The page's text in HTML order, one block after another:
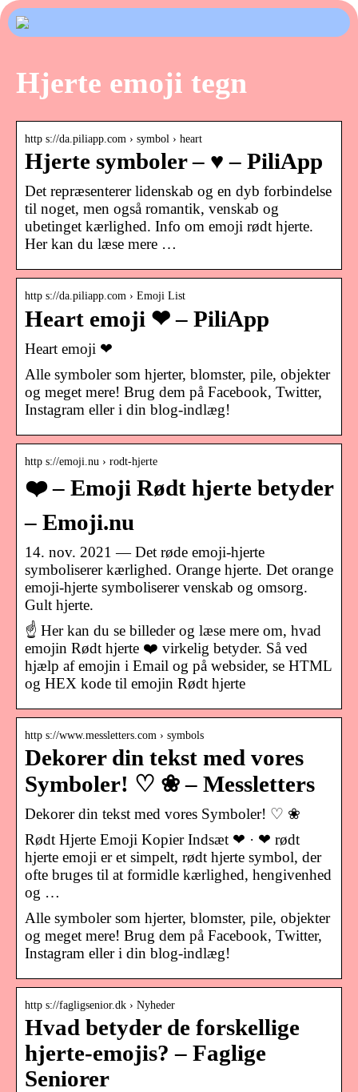
Hjerte emoji tegn
http s://da.piliapp.com › symbol › heart
Hjerte symboler – ♥ – PiliApp
Det repræsenterer lidenskab og en dyb forbindelse
til noget, men også romantik, venskab og
ubetinget kærlighed. Info om emoji rødt hjerte.
Her kan du læse mere …
http s://da.piliapp.com › Emoji List
Heart emoji ❤ – PiliApp
Heart emoji ❤
Alle symboler som hjerter, blomster, pile, objekter
og meget mere! Brug dem på Facebook, Twitter,
Instagram eller i din blog-indlæg!
http s://emoji.nu › rodt-hjerte
❤️ – Emoji Rødt hjerte betyder
– Emoji.nu
14. nov. 2021 — Det røde emoji-hjerte
symboliserer kærlighed. Orange hjerte. Det orange
emoji-hjerte symboliserer venskab og omsorg.
Gult hjerte.
☝ Her kan du se billeder og læse mere om, hvad
emojin Rødt hjerte ❤️ virkelig betyder. Så ved
hjælp af emojin i Email og på websider, se HTML
og HEX kode til emojin Rødt hjerte
http s://www.messletters.com › symbols
Dekorer din tekst med vores
Symboler! ♡ ❀ – Messletters
Dekorer din tekst med vores Symboler! ♡ ❀
Rødt Hjerte Emoji Kopier Indsæt ❤ · ❤ rødt
hjerte emoji er et simpelt, rødt hjerte symbol, der
ofte bruges til at formidle kærlighed, hengivenhed
og …
Alle symboler som hjerter, blomster, pile, objekter
og meget mere! Brug dem på Facebook, Twitter,
Instagram eller i din blog-indlæg!
http s://fagligsenior.dk › Nyheder
Hvad betyder de forskellige
hjerte-emojis? – Faglige
Seniorer